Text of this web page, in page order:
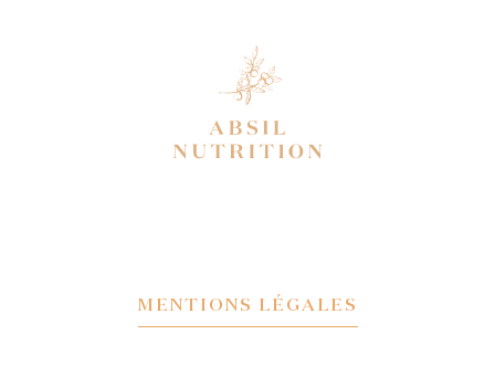
MENTIONS LÉGALES